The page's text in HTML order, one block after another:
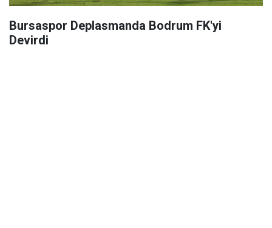
Bursaspor Deplasmanda Bodrum FK'yi
Devirdi